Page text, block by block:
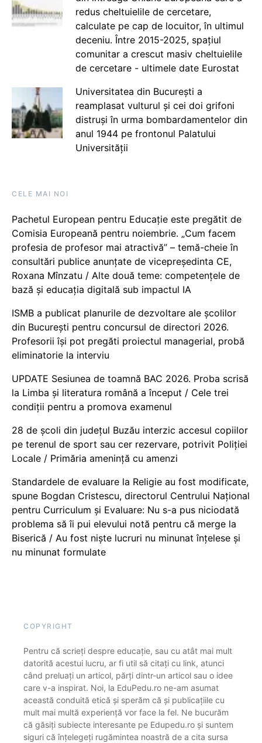
redus cheltuielile de cercetare,
calculate pe cap de locuitor, în ultimul
deceniu. Între 2015-2025, spațiul
comunitar a crescut masiv cheltuielile
de cercetare - ultimele date Eurostat
Universitatea din București a
reamplasat vulturul și cei doi grifoni
distruși în urma bombardamentelor din
anul 1944 pe frontonul Palatului
Universității
CELE MAI NOI
Pachetul European pentru Educație este pregătit de
Comisia Europeană pentru noiembrie. „Cum facem
profesia de profesor mai atractivă” – temă-cheie în
consultări publice anunțate de vicepreședinta CE,
Roxana Mînzatu / Alte două teme: competențele de
bază și educația digitală sub impactul IA
ISMB a publicat planurile de dezvoltare ale școlilor
din București pentru concursul de directori 2026.
Profesorii își pot pregăti proiectul managerial, probă
eliminatorie la interviu
UPDATE Sesiunea de toamnă BAC 2026. Proba scrisă
la Limba și literatura română a început / Cele trei
condiții pentru a promova examenul
28 de școli din județul Buzău interzic accesul copiilor
pe terenul de sport sau cer rezervare, potrivit Poliției
Locale / Primăria amenință cu amenzi
Standardele de evaluare la Religie au fost modificate,
spune Bogdan Cristescu, directorul Centrului Național
pentru Curriculum și Evaluare: Nu s-a pus niciodată
problema să îi pui elevului notă pentru că merge la
Biserică / Au fost niște lucruri nu minunat înțelese și
nu minunat formulate
COPYRIGHT
Pentru că scrieți despre educație, sau cu atât mai mult
datorită acestui lucru, ar fi util să citați cu link, atunci
când preluați un articol, părți dintr-un articol sau o idee
care v-a inspirat. Noi, la EduPedu.ro ne-am asumat
această conduită etică și sperăm că și publicațiile cu
mult mai multă experiență vor face la fel. Ne bucurăm
că găsiți subiecte interesante pe Edupedu.ro și suntem
siguri că înțelegeți rugămintea noastră de a cita sursa